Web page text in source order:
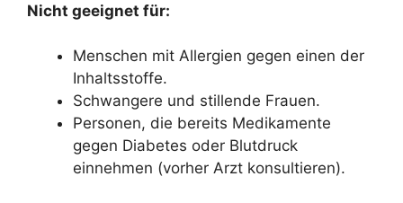
Nicht geeignet für:
Menschen mit Allergien gegen einen der
Inhaltsstoffe.
Schwangere und stillende Frauen.
Personen, die bereits Medikamente
gegen Diabetes oder Blutdruck
einnehmen (vorher Arzt konsultieren).